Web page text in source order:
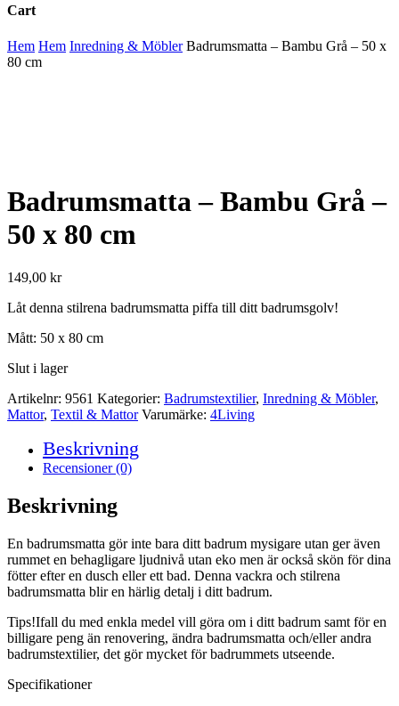
Cart
Close
Cart
Hem Hem Inredning & Möbler Badrumsmatta – Bambu Grå – 50 x
80 cm
Badrumsmatta – Bambu Grå –
50 x 80 cm
149,00 kr
Låt denna stilrena badrumsmatta piffa till ditt badrumsgolv!
Mått: 50 x 80 cm
Slut i lager
Artikelnr: 9561 Kategorier: Badrumstextilier, Inredning & Möbler,
Mattor, Textil & Mattor Varumärke: 4Living
Beskrivning
Recensioner (0)
Beskrivning
En badrumsmatta gör inte bara ditt badrum mysigare utan ger även
rummet en behagligare ljudnivå utan eko men är också skön för dina
fötter efter en dusch eller ett bad. Denna vackra och stilrena
badrumsmatta blir en härlig detalj i ditt badrum.
Tips!Ifall du med enkla medel vill göra om i ditt badrum samt för en
billigare peng än renovering, ändra badrumsmatta och/eller andra
badrumstextilier, det gör mycket för badrummets utseende.
Specifikationer